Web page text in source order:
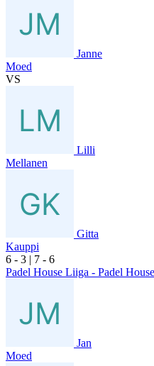
Janne
Moed
VS
Lilli
Mellanen
Gitta
Kauppi
6 - 3 | 7 - 6
Padel House Liiga - Padel
Jan
Moed